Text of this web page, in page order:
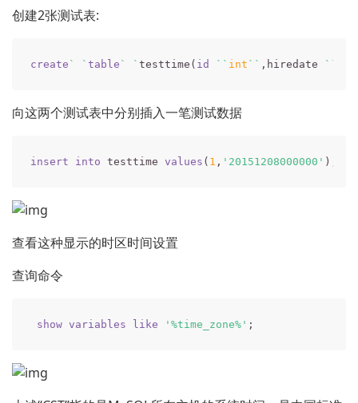
创建2张测试表:
create ` ` table ` ` testtime( id `` int `` ,hiredate ``
向这两个测试表中分别插入一笔测试数据
insert into testtime values ( 1 , '20151208000000' );
查看这种显示的时区时间设置
查询命令
show variables like '%time_zone%'